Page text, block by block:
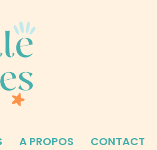
A PROPOS CONTACT